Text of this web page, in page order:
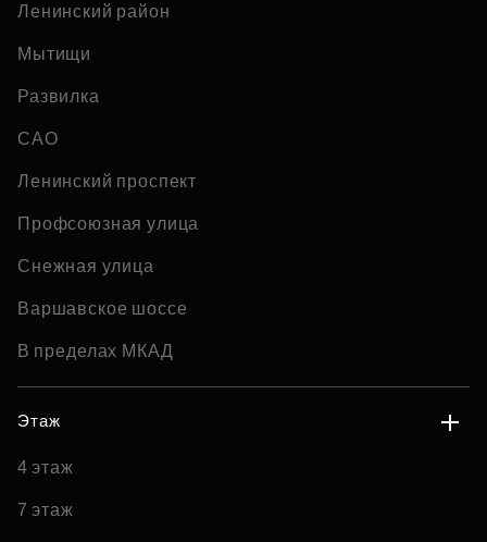
Ленинский район
Мытищи
Развилка
САО
Ленинский проспект
Профсоюзная улица
Снежная улица
Варшавское шоссе
В пределах МКАД
Этаж
4 этаж
7 этаж